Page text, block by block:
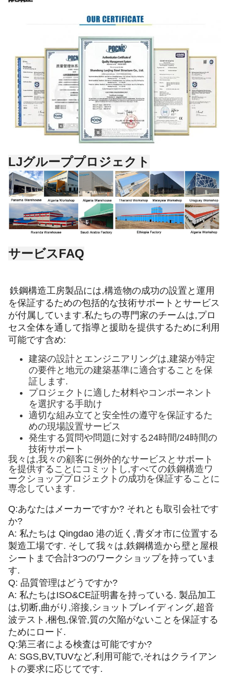
LJグループプロジェクト
サービスFAQ
鉄鋼構造工房製品には,構造物の成功の設置と運用
を保証するための包括的な技術サポートとサービス
が付属しています.私たちの専門家のチームは,プロ
セス全体を通して指導と援助を提供するために利用
可能です含め:
建築の設計とエンジニアリングは,建築が特定
の要件と地元の建築基準に適合することを保
証します.
プロジェクトに適した材料やコンポーネント
を選択する手助け
適切な組み立てと安全性の遵守を保証するた
めの現場設置サービス
発生する質問や問題に対する24時間/24時間の
技術サポート
我々は,我々の顧客に例外的なサービスとサポート
を提供することにコミットし,すべての鉄鋼構造ワ
ークショッププロジェクトの成功を保証することに
専念しています.
Q:あなたはメーカーですか? それとも取引会社です
か?
A: 私たちは Qingdao 港の近く,青ダオ市に位置する
製造工場です. そして我々は,鉄鋼構造から壁と屋根
シートまで合計3つのワークショップを持っていま
す.
Q: 品質管理はどうですか?
A: 私たちはISO&CE証明書を持っている. 製品加工
は,切断,曲がり,溶接,ショットブレイディング,超音
波テスト,梱包,保管,質の欠陥がないことを保証する
ためにロード.
Q:第三者による検査は可能ですか?
A: SGS,BV,TUVなど,利用可能で,それはクライアン
トの要求に応じてです.